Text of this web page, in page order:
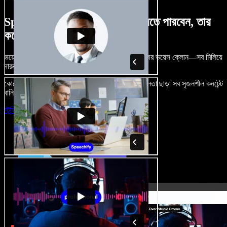
Speechify Studio দিয়ে কী কী করতে পারবেন, তার
কয়েকটা উদাহরণ দেখুন
ভয়েসওভার, রয়্যালটি-ফ্রি ছবি, অডিও, ভিডিও যোগ, নিজের ভয়েস ক্লোন—সব মিলিয়ে
দারুণ মনে রাখার মতো অডিও-ভিডিও প্রজেক্ট বানান।
কোনো শেখার ঝামেলা নেই, শুধু ব্রাউজারে খুলুন—আর দুর্বলতা ছাড়া সব সৃজনশীল কনটেন্ট
বানিয়ে ফেলুন।
স্টুডিও চালু করুন